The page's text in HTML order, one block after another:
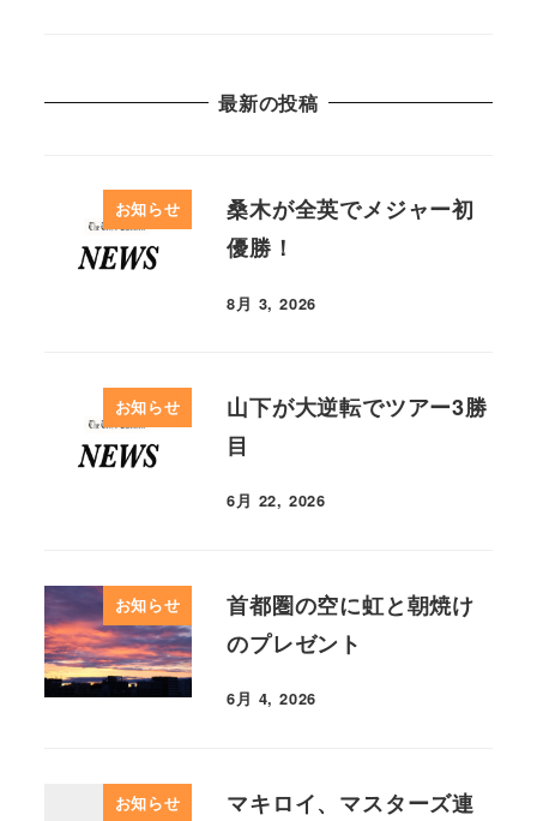
最新の投稿
お知らせ
桑木が全英でメジャー初
優勝！
8月 3, 2026
お知らせ
山下が大逆転でツアー3勝
目
6月 22, 2026
お知らせ
首都圏の空に虹と朝焼け
のプレゼント
6月 4, 2026
お知らせ
マキロイ、マスターズ連